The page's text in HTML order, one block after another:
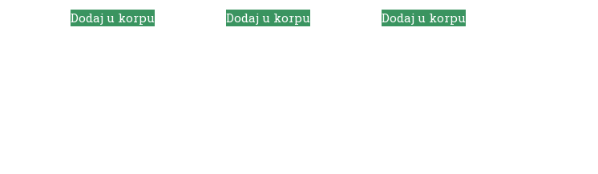
Dodaj u korpu Dodaj u korpu Dodaj u korpu